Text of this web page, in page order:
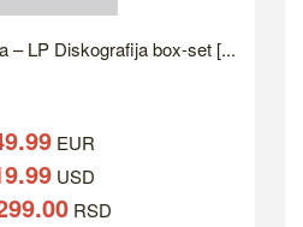
– LP Diskografija box-set [...
EUR
USD
RSD